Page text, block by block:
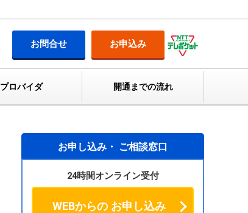
お問合せ お申込み
プロバイダ 開通までの流れ
お申し込み・ ご相談窓口
24時間オンライン受付
WEBからのお申し込み